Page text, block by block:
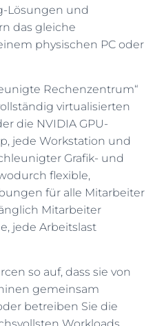
Lösungen und
das gleiche
physischen PC oder
Rechenzentrum“
virtualisierten
die NVIDIA GPU-
jede Workstation und
Grafik- und
flexible,
für alle Mitarbeiter
Mitarbeiter
jede Arbeitslast
so auf, dass sie von
gemeinsam
betreiben Sie die